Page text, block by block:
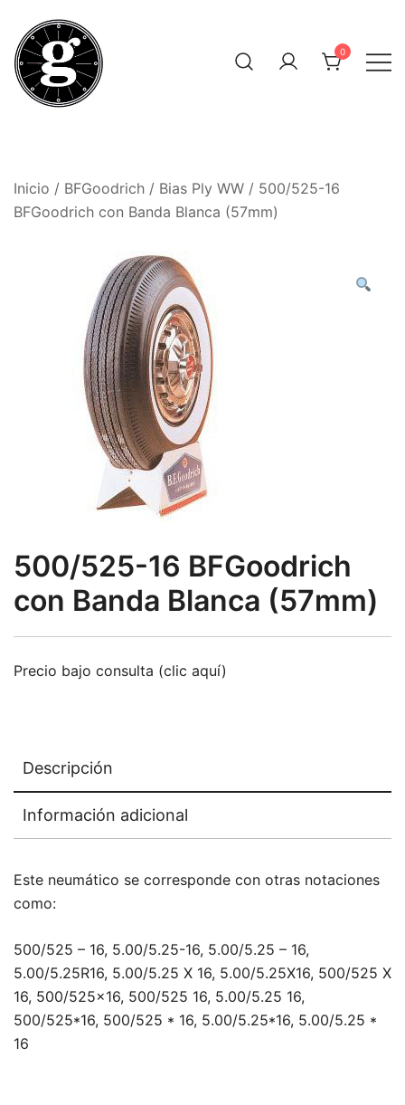
contenido
0
Inicio / BFGoodrich / Bias Ply WW / 500/525-16
BFGoodrich con Banda Blanca (57mm)
500/525-16 BFGoodrich
con Banda Blanca (57mm)
Precio bajo consulta (clic aquí)
Descripción
Información adicional
Este neumático se corresponde con otras notaciones
como:
500/525 – 16, 5.00/5.25-16, 5.00/5.25 – 16,
5.00/5.25R16, 5.00/5.25 X 16, 5.00/5.25X16, 500/525 X
16, 500/525×16, 500/525 16, 5.00/5.25 16,
500/525*16, 500/525 * 16, 5.00/5.25*16, 5.00/5.25 *
16